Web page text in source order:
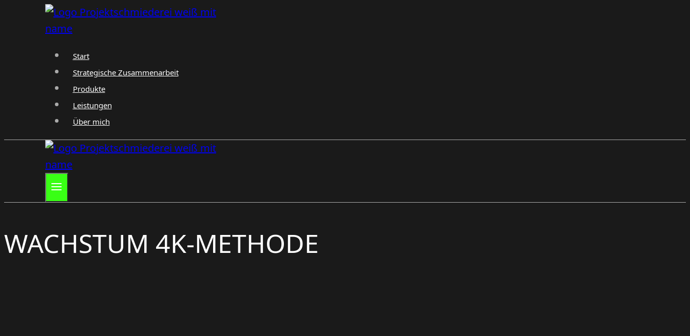
Start
Strategische Zusammenarbeit
Produkte
Leistungen
Über mich
WACHSTUM 4K-METHODE